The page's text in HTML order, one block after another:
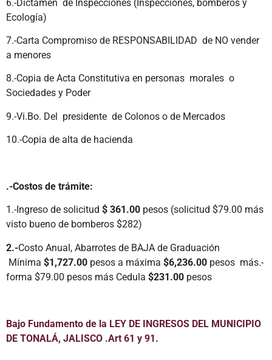
6.-Dictamen de Inspecciones (Inspecciones, bomberos y
Ecología)
7.-Carta Compromiso de RESPONSABILIDAD de NO vender
a menores
8.-Copia de Acta Constitutiva en personas morales o
Sociedades y Poder
9.-Vi.Bo. Del presidente de Colonos o de Mercados
10.-Copia de alta de hacienda
.-Costos de trámite:
1.-Ingreso de solicitud $ 361.00 pesos (solicitud $79.00 más
visto bueno de bomberos $282)
2.-Costo Anual, Abarrotes de BAJA de Graduación
Mínima $1,727.00 pesos a máxima $6,236.00 pesos más.-
forma $79.00 pesos más Cedula $231.00 pesos
Bajo Fundamento de la LEY DE INGRESOS DEL MUNICIPIO
DE TONALÁ, JALISCO .Art 61 y 91.